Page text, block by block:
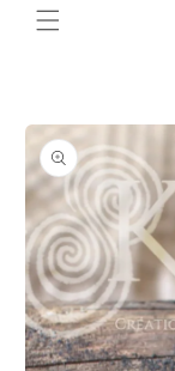
Passer aux
informations
produits